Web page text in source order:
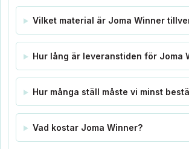
Vilket material är Joma Winner
Hur lång är leveranstiden för Joma
Hur många ställ måste vi minst
Vad kostar Joma Winner?